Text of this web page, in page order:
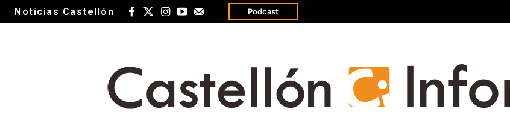
Noticias Castellón Podcast